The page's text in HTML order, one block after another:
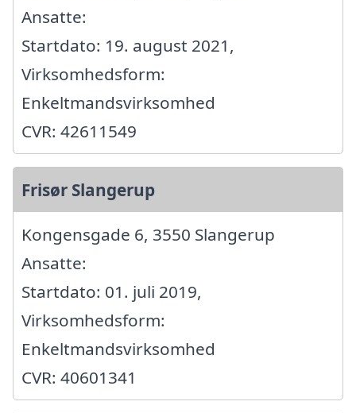
Ansatte:
Startdato: 19. august 2021,
Virksomhedsform:
Enkeltmandsvirksomhed
CVR: 42611549
Frisør Slangerup
Kongensgade 6, 3550 Slangerup
Ansatte:
Startdato: 01. juli 2019,
Virksomhedsform:
Enkeltmandsvirksomhed
CVR: 40601341